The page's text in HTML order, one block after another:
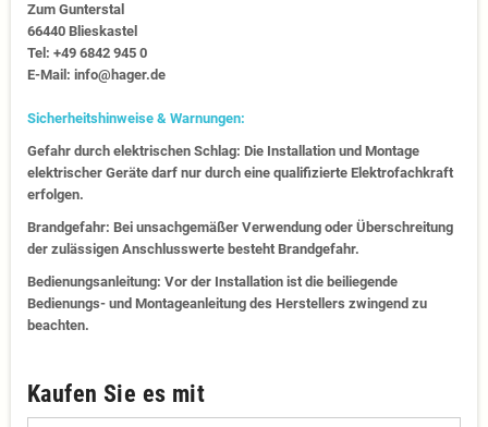
Zum Gunter­stal
66440 Blies­kastel
Tel: +49 6842 945 0
E-Mail: info@hager.de
Sicherheitshinweise & Warnungen:
Gefahr durch elektrischen Schlag: Die Installation und Montage
elektrischer Geräte darf nur durch eine qualifizierte Elektrofachkraft
erfolgen.
Brandgefahr: Bei unsachgemäßer Verwendung oder Überschreitung
der zulässigen Anschlusswerte besteht Brandgefahr.
Bedienungsanleitung: Vor der Installation ist die beiliegende
Bedienungs- und Montageanleitung des Herstellers zwingend zu
beachten.
Kaufen Sie es mit